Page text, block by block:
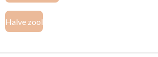
Halve zool